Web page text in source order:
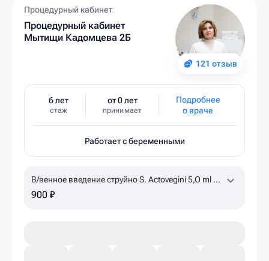
121 отзыв
Процедурный кабинет
Процедурный кабинет
Мытищи Кадомцева 2Б
6 лет
стаж
от 0 лет
принимает
Подробнее
о враче
Работает с беременными
В/венное введение струйно S. Actovegini 5,O ml +
NaCl 0,9% 15 ml
900 ₽